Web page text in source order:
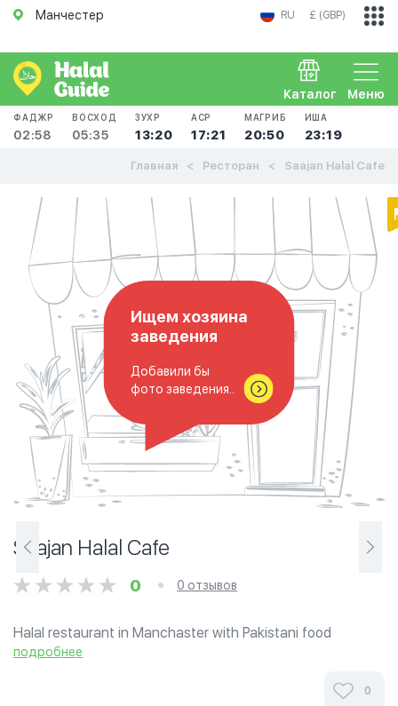
Манчестер RU £ (GBP)
Меню
Каталог
ФАДЖР
02:58
ВОСХОД
05:35
ЗУХР
13:20
АСР
17:21
МАГРИБ
20:50
ИША
23:19
Главная Ресторан Saajan Halal Cafe
Ищем хозяина
заведения
Добавили бы
фото заведения..
Saajan Halal Cafe
0 0 отзывов
Halal restaurant in Manchaster with Pakistani food
подробнее
0